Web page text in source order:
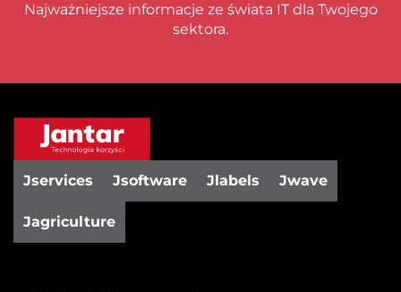
Najważniejsze informacje ze świata IT dla Twojego
sektora.
Jservices Jsoftware Jlabels Jwave
Jagriculture